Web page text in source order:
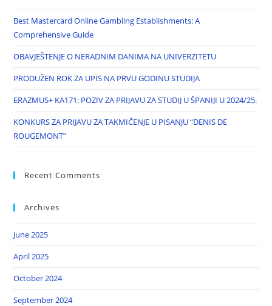
Best Mastercard Online Gambling Establishments: A
Comprehensive Guide
OBAVJEŠTENJE O NERADNIM DANIMA NA UNIVERZITETU
PRODUŽEN ROK ZA UPIS NA PRVU GODINU STUDIJA
ERAZMUS+ KA171: POZIV ZA PRIJAVU ZA STUDIJ U ŠPANIJI U 2024/25.
KONKURS ZA PRIJAVU ZA TAKMIČENJE U PISANJU “DENIS DE
ROUGEMONT”
Recent Comments
Archives
June 2025
April 2025
October 2024
September 2024